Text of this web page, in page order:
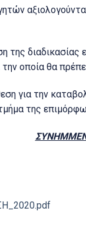
διαδικασίας
την οποία θα
για την
της